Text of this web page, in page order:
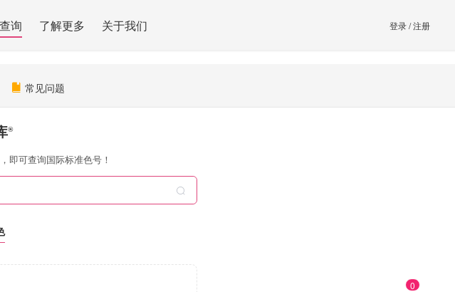
询 了解更多 关于我们 登录/注册
常见问题
0
®
即可查询国际标准色号！